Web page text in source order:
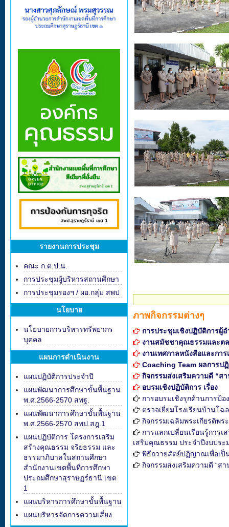
รายงานการประชุม
คณะ ก.ต.ป.น.
การประชุมผู้บริหารสถานศึกษา
การประชุมรองฯ / ผอ.กลุ่ม สพป
นโยบาย
นโยบายการบริหารทรัพยากร
บุคคล
แผนการดำเนินงาน
แผนปฏิบัติการประจำปี
แผนพัฒนาการศึกษาขั้นพื้นฐาน
พ.ศ.2566-2570 สพฐ.
แผนพัฒนาการศึกษาขั้นพื้นฐาน
พ.ศ.2566-2570 สพป.สฎ.1
แผนปฏิบัติการ โครงการเสริม
สร้างคุณธรรม จริยธรรม และ
ธรรมาภิบาลในสถานศึกษา
สำนักงานเขตพื้นที่การศึกษา
ประถมศึกษาสุราษฏร์ธานี เขต
1
แผนบริหารการศึกษาขั้นพื้นฐาน
แผนบริหารจัดการความเสี่ยง
ภาพกิจกรรมต่างๆ
การประชุมเชิงปฏิบัติการผู้
งานสมัชชาคุณธรรมและต
งานเทศกาลหนังสือและกา
Coaching Team ผลการป
กิจกรรมส่งเสริมความดี “ส
อบรมเชิงปฏิบัติการ เรื่อง
การอบรมเชิงรุกด้านการป้
ตรวจเยี่ยมโรงเรียนบ้านโฉ
กิจกรรมเฉลิมพระเกียรติพ
การแลกเปลี่ยนเรียนรู้การ
เสริมคุณธรรม ประจำปีงบปร
พิธีถวายสัตย์ปฏิญาณเพื่อเ
กิจกรรมส่งเสริมความดี “ส